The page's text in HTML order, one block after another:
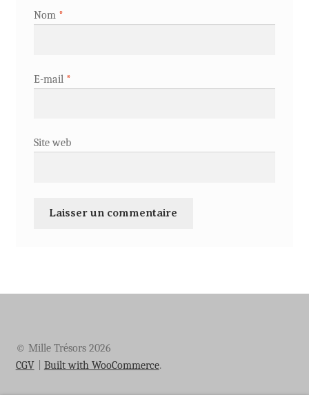
Nom *
E-mail *
Site web
© Mille Trésors 2026
CGV
Built with WooCommerce.